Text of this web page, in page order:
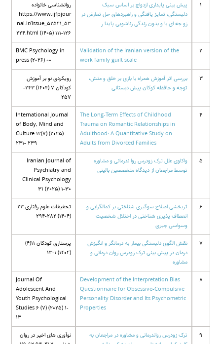
1
پیش بینی پایداری ازدواج بر اساس سبک
دلبستگی، تمایز یافتگی و راهبردهای حل تعارض در
زو جه ای با و بدون زندگی زناشویی پایدا ر
روانشناسی خانواده
https://www.ijfpjour
nal.ir/issue_52541_53
224.html (1405) 111-126
2
Validation of the Iranian version of the
work family guilt scale
BMC Psychology in
press (2026) 00
3
بررسی اثر آموزش همراه با بازی بر خلق و منش،
توجه و حافظه کوکان پیش دبستانی
رویکردی نو بر آموزش
کودکان 7 (1404) 243-
257
4
The Long-Term Effects of Childhood
Trauma on Romantic Relationships in
Adulthood: A Quantitative Study on
Adults from Divorced Families
International Journal
of Body, Mind and
Culture 12(7) (2025)
231- 239
5
واکاوی علل ترک زودرس روا ندرمانی و مشاوره
توسط مراجعان از دیدگاه متخصصین بالینی
Iranian Journal of
Psychiatry and
Clinical Psychology
31 (2025) 1-30
6
ثربخشی اصلاح سوگیری شناختی بر کمالگرایی و
انعطاف پذیری شناختی در اختلال شخصیت
وسواسی جبری
تحقیقات علوم رفتاری 23
(1404) 282-294
7
نقش الگوی دلبستگی بیمار به درمانگر و انگیزش
درمان در پیش بینی ترک زودرس روان درمانی و
مشاوره
پرستاری کودکان 11(4)
(1404) 1-13
8
Development of the Interpretation Bias
Questionnaire for Obsessive-Compulsive
Personality Disorder and Its Psychometric
Properties
Journal Of
Adolescent And
Youth Psychological
Studies 6 (7) (2025) 1-
13
9
ترک زودرس رواندرمانی و مشاوره در مراجعان به
نوآوری های اخیر در روان